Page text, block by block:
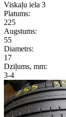
Viskaļu iela 3
Platums:
225
Augstums:
55
Diametrs:
17
Dziļums, mm:
3-4